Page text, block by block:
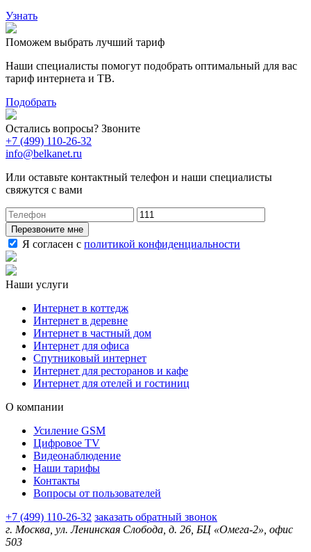
Узнать
Поможем выбрать лучший тариф
Наши специалисты помогут подобрать оптимальный для вас
тариф интернета и ТВ.
Подобрать
Остались вопросы? Звоните
+7 (499) 110-26-32
info@belkanet.ru
Или оставьте контактный телефон и наши специалисты
свяжутся с вами
Перезвоните мне
Я согласен с политикой конфиденциальности
Наши услуги
Интернет в коттедж
Интернет в деревне
Интернет в частный дом
Интернет для офиса
Спутниковый интернет
Интернет для ресторанов и кафе
Интернет для отелей и гостиниц
О компании
Усиление GSM
Цифровое TV
Видеонаблюдение
Наши тарифы
Контакты
Вопросы от пользователей
+7 (499) 110-26-32 заказать обратный звонок
г. Москва, ул. Ленинская Слобода, д. 26, БЦ «Омега-2», офис
503